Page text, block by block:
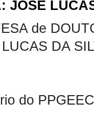
JOSÉ
de
DA
do PPGEEC